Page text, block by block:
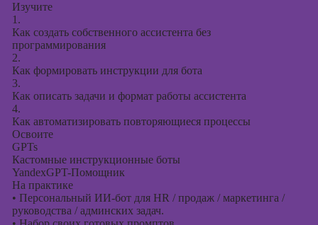
Изучите
1.
Как создать собственного ассистента без
программирования
2.
Как формировать инструкции для бота
3.
Как описать задачи и формат работы ассистента
4.
Как автоматизировать повторяющиеся процессы
Освоите
GPTs
Кастомные инструкционные боты
YandexGPT-Помощник
На практике
• Персональный ИИ-бот для HR / продаж / маркетинга /
руководства / админских задач.